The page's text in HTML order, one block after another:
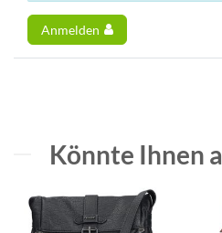
Anmelden
Könnte Ihnen